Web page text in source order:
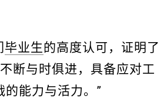
毕业生的高度认可，证明了
断与时俱进，具备应对工
能力与活力。”